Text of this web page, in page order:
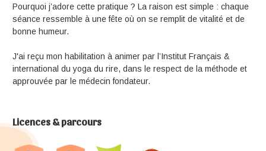
Pourquoi j’adore cette pratique ? La raison est simple : chaque
séance ressemble à une fête où on se remplit de vitalité et de
bonne humeur.
J'ai reçu mon habilitation à animer par l’Institut Français &
international du yoga du rire, dans le respect de la méthode et
approuvée par le médecin fondateur.
Licences & parcours